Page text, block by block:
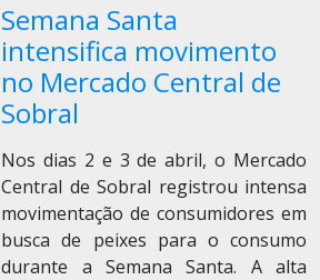
Semana Santa
intensifica movimento
no Mercado Central de
Sobral
Nos dias 2 e 3 de abril, o Mercado
Central de Sobral registrou intensa
movimentação de consumidores em
busca de peixes para o consumo
durante a Semana Santa. A alta